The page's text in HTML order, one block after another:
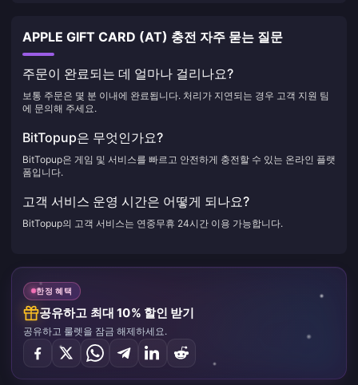
APPLE GIFT CARD (AT) 충전 자주 묻는 질문
주문이 완료되는 데 얼마나 걸리나요?
보통 주문은 몇 분 이내에 완료됩니다. 처리가 지연되는 경우 고객 지원 팀
에 문의해 주세요.
BitTopup은 무엇인가요?
BitTopup은 게임 및 서비스를 빠르고 안전하게 충전할 수 있는 온라인 플랫
폼입니다.
고객 서비스 운영 시간은 어떻게 되나요?
BitTopup의 고객 서비스는 연중무휴 24시간 이용 가능합니다.
한정 혜택
공유하고 최대 10% 할인 받기
공유하고 룰렛을 잠금 해제하세요.